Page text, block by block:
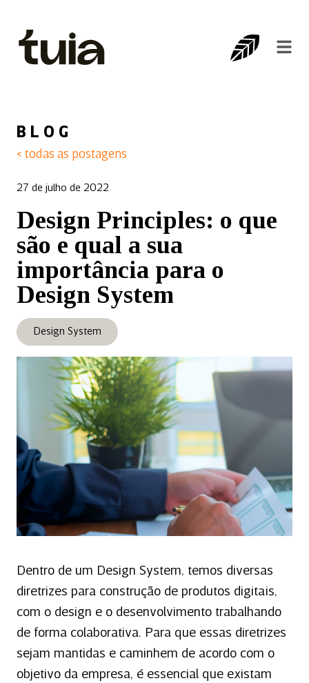
BLOG
< todas as postagens
27 de julho de 2022
Design Principles: o que
são e qual a sua
importância para o
Design System
Design System
Dentro de um Design System, temos diversas
diretrizes para construção de produtos digitais,
com o design e o desenvolvimento trabalhando
de forma colaborativa. Para que essas diretrizes
sejam mantidas e caminhem de acordo com o
objetivo da empresa, é essencial que existam